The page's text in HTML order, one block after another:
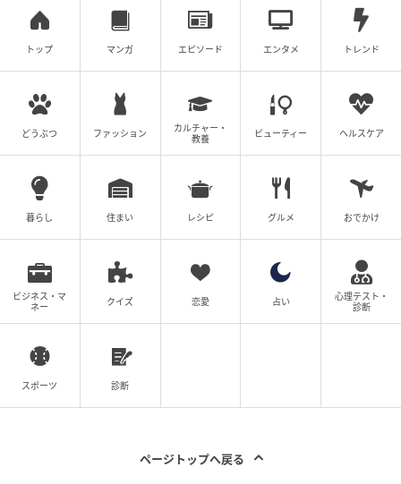
ニックとジュディの2種類！スケーター ディズニー・アニメーション映画『ズ
ートピア』ステンレスハンドル付きストロータンブラー
トップ マンガ エピソード エンタメ トレンド
どうぶつ ファッション
カルチャー・
教養
ビューティー ヘルスケア
暮らし 住まい レシピ グルメ おでかけ
ビジネス・マ
ネー
クイズ 恋愛 占い
心理テスト・
診断
スポーツ 診断
ページトップへ戻る